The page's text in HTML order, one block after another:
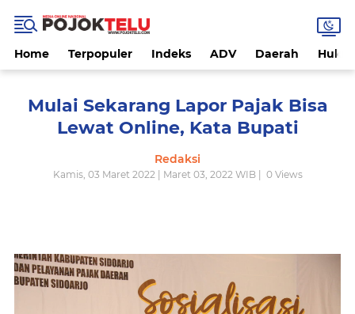
Home Terpopuler Indeks ADV Daerah
Mulai Sekarang Lapor Pajak Bisa
Lewat Online, Kata Bupati
Redaksi
Kamis, 03 Maret 2022 | Maret 03, 2022 WIB | 0Views